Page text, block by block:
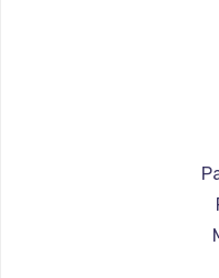
Ремонт
Ремонт
Ремонт
Ремонт
Ремонт